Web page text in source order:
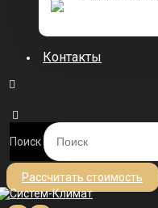
Контакты
Поиск
Рассчитать стоимость